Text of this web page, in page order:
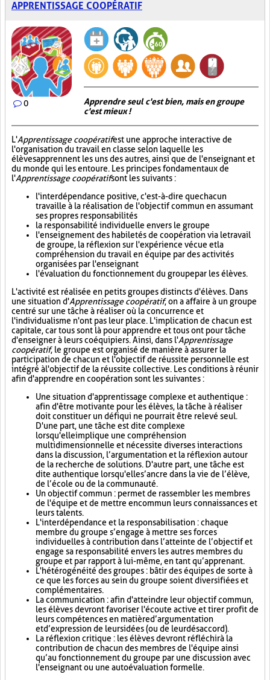
APPRENTISSAGE COOPÉRATIF
0
Apprendre seul c'est bien, mais en groupe
c'est mieux !
L'Apprentissage coopératifest une approche interactive de
l'organisation du travail en classe selon laquelle les
élèves apprennent les uns des autres, ainsi que de l'enseignant et
du monde qui les entoure. Les principes fondamentaux de
l'Apprentissage coopératifsont les suivants :
l'interdépendance positive, c'est-à-dire que chacun
travaille à la réalisation de l'objectif commun en assumant
ses propres responsabilités
la responsabilité individuelle envers le groupe
l'enseignement des habiletés de coopération via le travail
de groupe, la réflexion sur l'expérience vécue et la
compréhension du travail en équipe par des activités
organisées par l'enseignant
l'évaluation du fonctionnement du groupe par les élèves.
L'activité est réalisée en petits groupes distincts d'élèves. Dans
une situation d'Apprentissage coopératif, on a affaire à un groupe
centré sur une tâche à réaliser où la concurrence et
l'individualisme n'ont pas leur place. L'implication de chacun est
capitale, car tous sont là pour apprendre et tous ont pour tâche
d'enseigner à leurs coéquipiers. Ainsi, dans l'Apprentissage
coopératif, le groupe est organisé de manière à assurer la
participation de chacun et l'objectif de réussite personnelle est
intégré à l'objectif de la réussite collective. Les conditions à réunir
afin d'apprendre en coopération sont les suivantes :
Une situation d'apprentissage complexe et authentique :
afin d'être motivante pour les élèves, la tâche à réaliser
doit constituer un défi qui ne pourrait être relevé seul.
D'une part, une tâche est dite complexe
lorsqu'elle implique une compréhension
multidimensionnelle et nécessite diverses interactions
dans la discussion, l’argumentation et la réflexion autour
de la recherche de solutions. D'autre part, une tâche est
dite authentique lorsqu'elle s’ancre dans la vie de l’élève,
de l’école ou de la communauté.
Un objectif commun : permet de rassembler les membres
de l'équipe et de mettre en commun leurs connaissances et
leurs talents.
L'interdépendance et la responsabilisation : chaque
membre du groupe s’engage à mettre ses forces
individuelles à contribution dans l’atteinte de l’objectif et
engage sa responsabilité envers les autres membres du
groupe et par rapport à lui-même, en tant qu’apprenant.
L'hétérogénéité des groupes : bâtir des équipes de sorte à
ce que les forces au sein du groupe soient diversifiées et
complémentaires.
La communication : afin d'atteindre leur objectif commun,
les élèves devront favoriser l'écoute active et tirer profit de
leurs compétences en matière d’argumentation
et d’expression de leurs idées (ou de leur désaccord).
La réflexion critique : les élèves devront réfléchir à la
contribution de chacun des membres de l'équipe ainsi
qu’au fonctionnement du groupe par une discussion avec
l'enseignant ou une autoévaluation formelle.